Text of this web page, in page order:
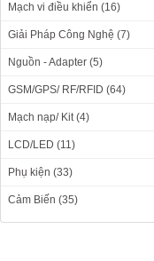
Mạch vi điều khiển (16)
Giải Pháp Công Nghệ (7)
Nguồn - Adapter (5)
GSM/GPS/ RF/RFID (64)
Mạch nạp/ Kit (4)
LCD/LED (11)
Phụ kiện (33)
Cảm Biến (35)